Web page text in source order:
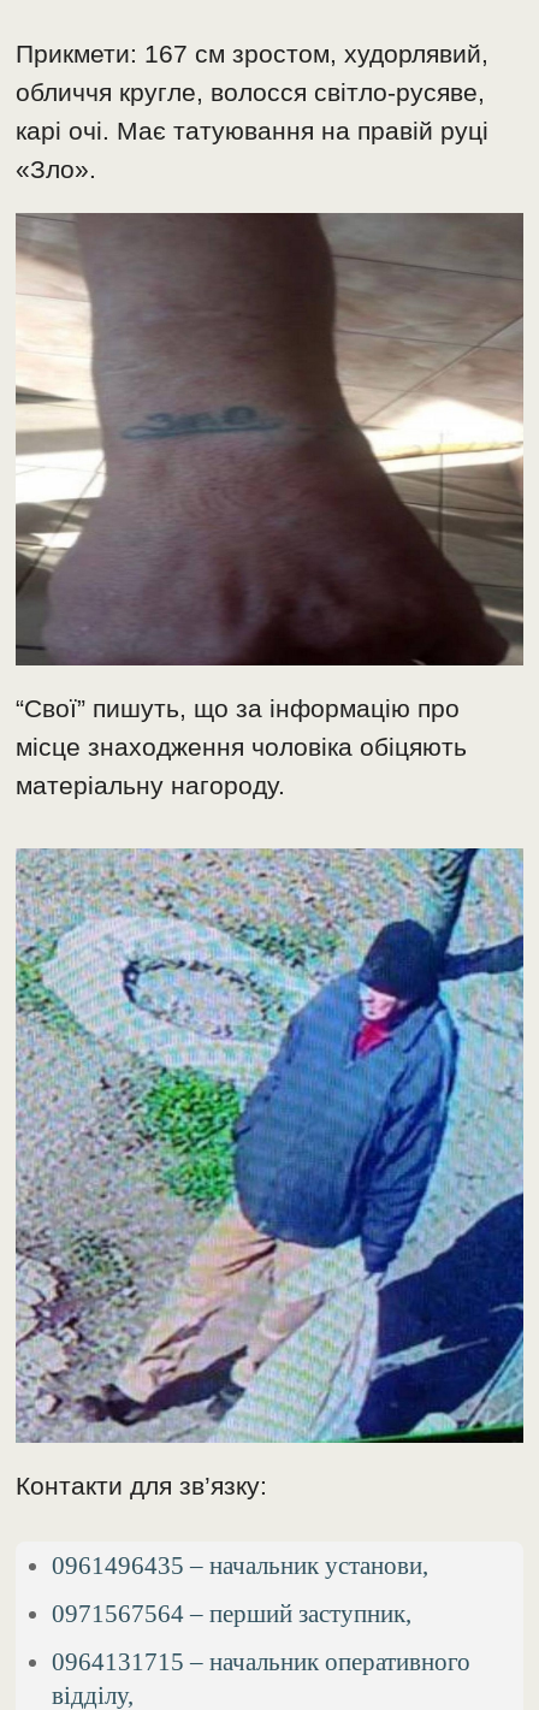
Прикмети: 167 см зростом, худорлявий,
обличчя кругле, волосся світло-русяве,
карі очі. Має татуювання на правій руці
«Зло».
“Свої” пишуть, що за інформацію про
місце знаходження чоловіка обіцяють
матеріальну нагороду.
Контакти для зв’язку:
0961496435 – начальник установи,
0971567564 – перший заступник,
0964131715 – начальник оперативного
відділу,